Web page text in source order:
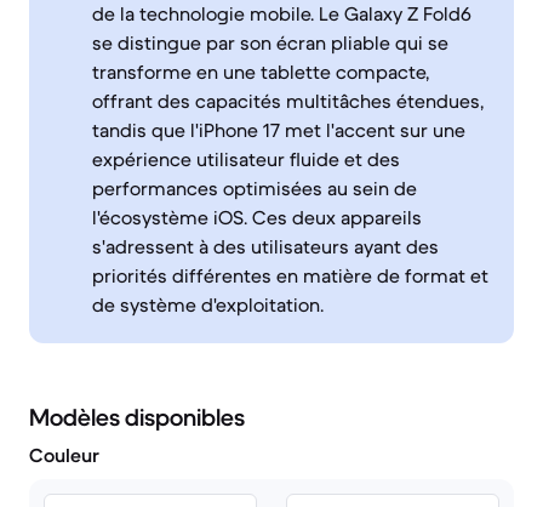
de la technologie mobile. Le Galaxy Z Fold6
se distingue par son écran pliable qui se
transforme en une tablette compacte,
offrant des capacités multitâches étendues,
tandis que l'iPhone 17 met l'accent sur une
expérience utilisateur fluide et des
performances optimisées au sein de
l'écosystème iOS. Ces deux appareils
s'adressent à des utilisateurs ayant des
priorités différentes en matière de format et
de système d'exploitation.
Modèles disponibles
Couleur